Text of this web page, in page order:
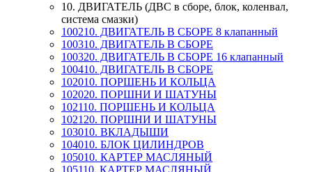
10. ДВИГАТЕЛЬ (ДВС в сборе, блок, коленвал,
система смазки)
100210. ДВИГАТЕЛЬ В СБОРЕ 8 клапанный
100310. ДВИГАТЕЛЬ В СБОРЕ
100320. ДВИГАТЕЛЬ В СБОРЕ 16 клапанный
100410. ДВИГАТЕЛЬ В СБОРЕ
102010. ПОРШЕНЬ И КОЛЬЦА
102020. ПОРШНИ И ШАТУНЫ
102110. ПОРШЕНЬ И КОЛЬЦА
102120. ПОРШНИ И ШАТУНЫ
103010. ВКЛАДЫШИ
104010. БЛОК ЦИЛИНДРОВ
105010. КАРТЕР МАСЛЯНЫЙ
105110. КАРТЕР МАСЛЯНЫЙ